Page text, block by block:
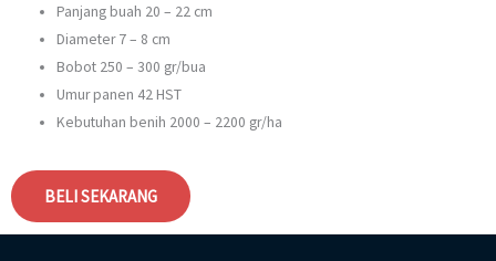
Panjang buah 20 – 22 cm
Diameter 7 – 8 cm
Bobot 250 – 300 gr/bua
Umur panen 42 HST
Kebutuhan benih 2000 – 2200 gr/ha
BELI SEKARANG